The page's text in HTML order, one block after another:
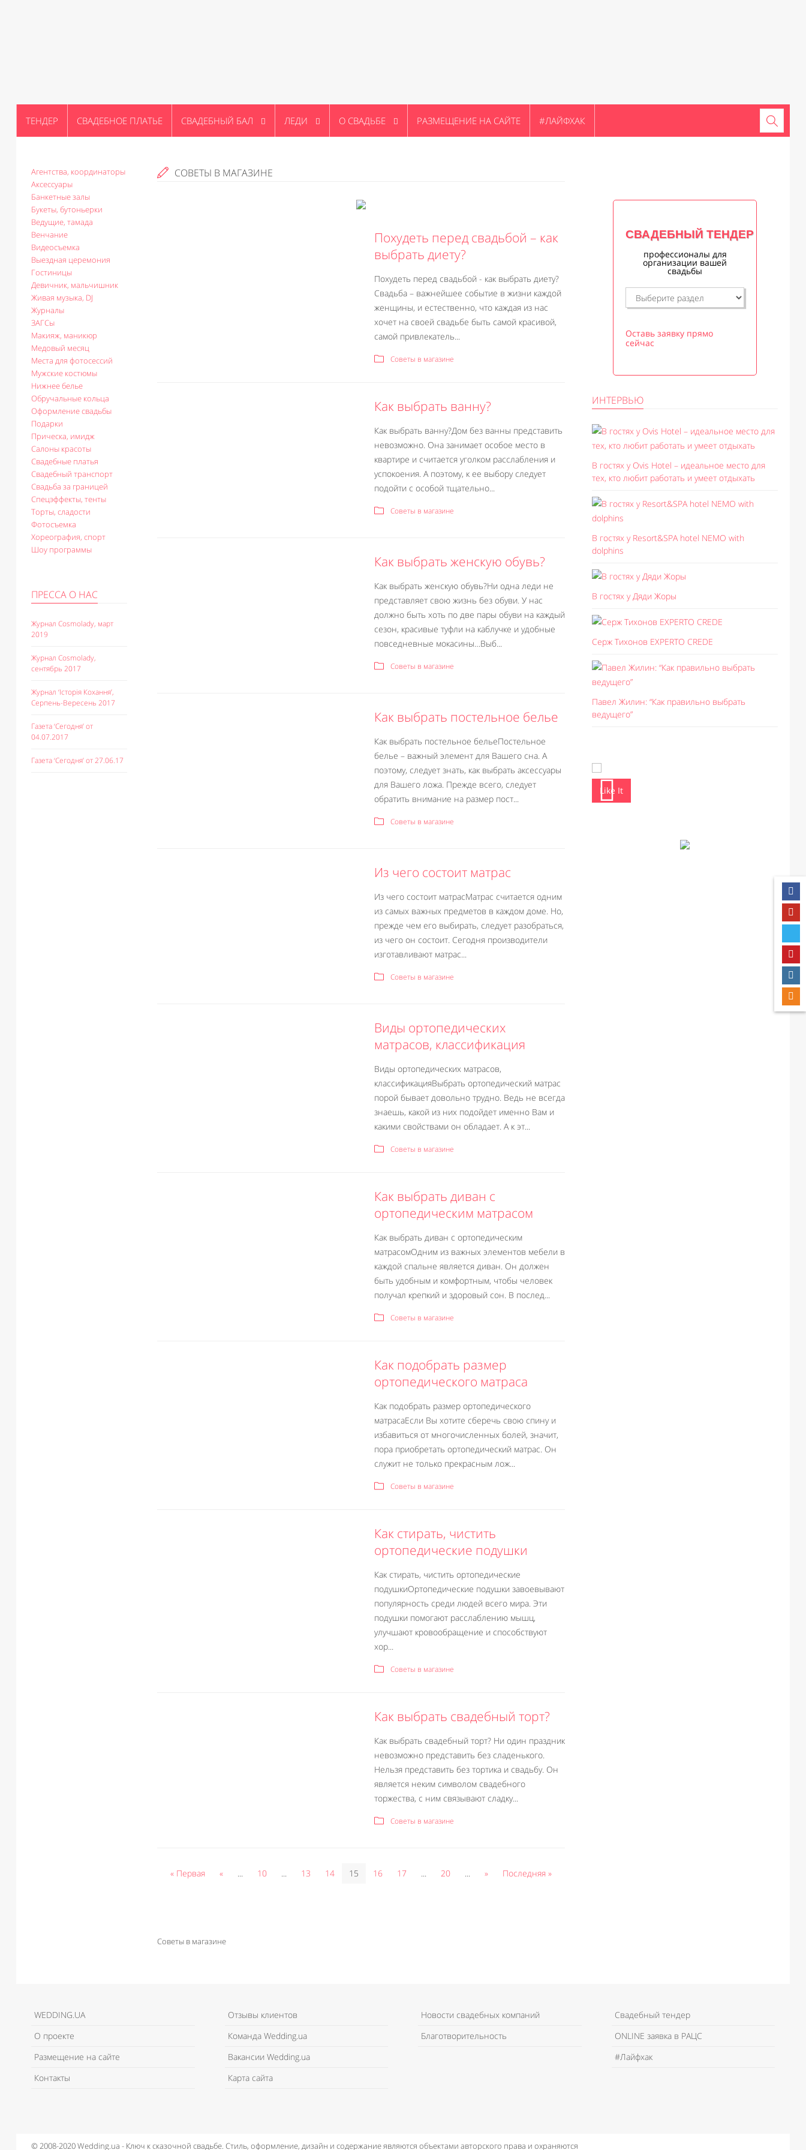
ТЕНДЕР СВАДЕБНОЕ ПЛАТЬЕ СВАДЕБНЫЙ БАЛ ЛЕДИ О СВАДЬБЕ РАЗМЕЩЕНИЕ НА САЙТЕ #ЛАЙФХАК
Агентства, координаторы
Аксессуары
Банкетные залы
Букеты, бутоньерки
Ведущие, тамада
Венчание
Видеосъемка
Выездная церемония
Гостиницы
Девичник, мальчишник
Живая музыка, DJ
Журналы
ЗАГСы
Макияж, маникюр
Медовый месяц
Места для фотосессий
Мужские костюмы
Нижнее белье
Обручальные кольца
Оформление свадьбы
Подарки
Прическа, имидж
Салоны красоты
Свадебные платья
Свадебный транспорт
Свадьба за границей
Спецэффекты, тенты
Торты, сладости
Фотосъемка
Хореография, спорт
Шоу программы
ПРЕССА О НАС
Журнал Cosmolady, март
2019
Журнал Cosmolady,
сентябрь 2017
Журнал ‘Історія Кохання’,
Серпень-Вересень 2017
Газета ‘Сегодня’ от
04.07.2017
Газета ‘Сегодня’ от 27.06.17
СОВЕТЫ В МАГАЗИНЕ
Похудеть перед свадьбой – как
выбрать диету?
Похудеть перед свадьбой - как выбрать диету?
Свадьба – важнейшее событие в жизни каждой
женщины, и естественно, что каждая из нас
хочет на своей свадьбе быть самой красивой,
самой привлекатель...
Советы в магазине
Как выбрать ванну?
Как выбрать ванну?Дом без ванны представить
невозможно. Она занимает особое место в
квартире и считается уголком расслабления и
успокоения. А поэтому, к ее выбору следует
подойти с особой тщательно...
Советы в магазине
Как выбрать женскую обувь?
Как выбрать женскую обувь?Ни одна леди не
представляет свою жизнь без обуви. У нас
должно быть хоть по две пары обуви на каждый
сезон, красивые туфли на каблучке и удобные
повседневные мокасины…Выб...
Советы в магазине
Как выбрать постельное белье
Как выбрать постельное бельеПостельное
белье – важный элемент для Вашего сна. А
поэтому, следует знать, как выбрать аксессуары
для Вашего ложа. Прежде всего, следует
обратить внимание на размер пост...
Советы в магазине
Из чего состоит матрас
Из чего состоит матрасМатрас считается одним
из самых важных предметов в каждом доме. Но,
прежде чем его выбирать, следует разобраться,
из чего он состоит. Сегодня производители
изготавливают матрас...
Советы в магазине
Виды ортопедических
матрасов, классификация
Виды ортопедических матрасов,
классификацияВыбрать ортопедический матрас
порой бывает довольно трудно. Ведь не всегда
знаешь, какой из них подойдет именно Вам и
какими свойствами он обладает. А к эт...
Советы в магазине
Как выбрать диван с
ортопедическим матрасом
Как выбрать диван с ортопедическим
матрасомОдним из важных элементов мебели в
каждой спальне является диван. Он должен
быть удобным и комфортным, чтобы человек
получал крепкий и здоровый сон. В послед...
Советы в магазине
Как подобрать размер
ортопедического матраса
Как подобрать размер ортопедического
матрасаЕсли Вы хотите сберечь свою спину и
избавиться от многочисленных болей, значит,
пора приобретать ортопедический матрас. Он
служит не только прекрасным лож...
Советы в магазине
Как стирать, чистить
ортопедические подушки
Как стирать, чистить ортопедические
подушкиОртопедические подушки завоевывают
популярность среди людей всего мира. Эти
подушки помогают расслаблению мышц,
улучшают кровообращение и способствуют
хор...
Советы в магазине
Как выбрать свадебный торт?
Как выбрать свадебный торт? Ни один праздник
невозможно представить без сладенького.
Нельзя представить без тортика и свадьбу. Он
является неким символом свадебного
торжества, с ним связывают сладку...
Советы в магазине
« Первая « ... 10 ... 13 14 15 16 17 ... 20 ... » Последняя »
Советы в магазине
СВАДЕБНЫЙ ТЕНДЕР
профессионалы для
организации вашей
свадьбы
Оставь заявку прямо
сейчас
ИНТЕРВЬЮ
В гостях у Ovis Hotel – идеальное место для
тех, кто любит работать и умеет отдыхать
В гостях у Resort&SPA hotel NEMO with
dolphins
В гостях у Дяди Жоры
Серж Тихонов EXPERTO CREDE
Павел Жилин: “Как правильно выбрать
ведущего”
Like It Like It
WEDDING.UA
О проекте
Размещение на сайте
Контакты
Отзывы клиентов
Команда Wedding.ua
Вакансии Wedding.ua
Карта сайта
Новости свадебных компаний
Благотворительность
Свадебный тендер
ONLINE заявка в РАЦС
#Лайфхак
© 2008-2020 Wedding.ua - Ключ к сказочной свадьбе. Стиль, оформление, дизайн и содержание являются объектами авторского права и охраняются